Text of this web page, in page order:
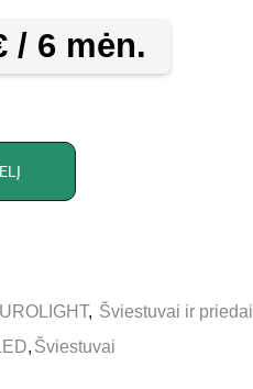
/ 6 mėn.
, Šviestuvai ir priedai
, Šviestuvai